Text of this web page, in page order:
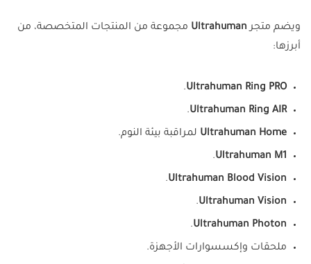
ويضم متجرUltrahuman مجموعة من المنتجات المتخصصة، من
أبرزها:
Ultrahuman Ring PRO
.
Ultrahuman Ring AIR
.
Ultrahuman Home لمراقبة بيئة النوم.
Ultrahuman M1
.
Ultrahuman Blood Vision
.
Ultrahuman Vision
.
Ultrahuman Photon
.
ملحقات وإكسسوارات الأجهزة.